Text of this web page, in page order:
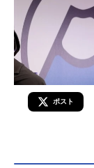
ポスト